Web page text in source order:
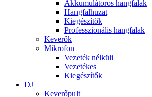
Akkumulátoros hangfalak
Hangfalhuzat
Kiegészítők
Professzionális hangfalak
Keverők
Mikrofon
Vezeték nélküli
Vezetékes
Kiegészítők
DJ
Keverőpult